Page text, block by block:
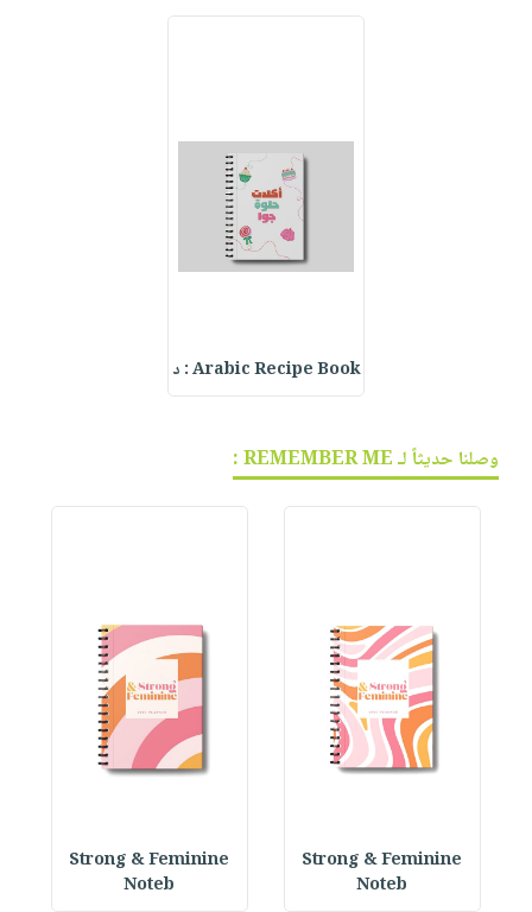
Arabic Recipe Book : د
وصلنا حديثاً لـ REMEMBER ME :
Strong & Feminine
Noteb
Strong & Feminine
Noteb